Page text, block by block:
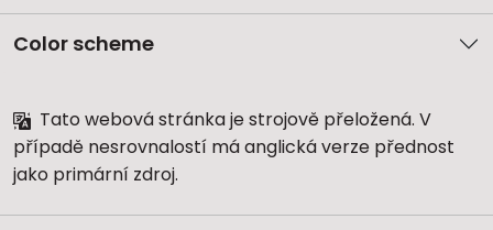
Color scheme
Tato webová stránka je strojově přeložená. V
případě nesrovnalostí má anglická verze přednost
jako primární zdroj.